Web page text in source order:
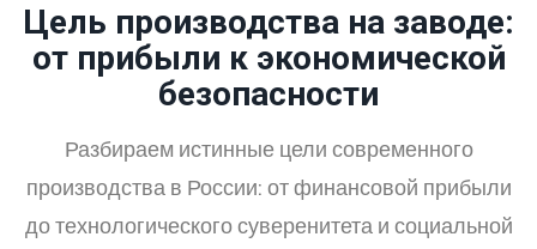
Цель производства на заводе:
от прибыли к экономической
безопасности
Разбираем истинные цели современного
производства в России: от финансовой прибыли
до технологического суверенитета и социальной